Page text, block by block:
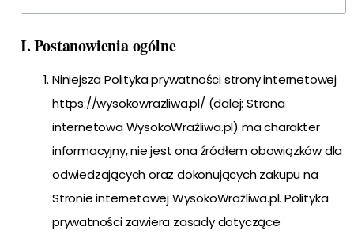
I. Postanowienia ogólne
Niniejsza Polityka prywatności strony internetowej
https://wysokowrazliwa.pl/ (dalej: Strona
internetowa WysokoWrażliwa.pl) ma charakter
informacyjny, nie jest ona źródłem obowiązków dla
odwiedzających oraz dokonujących zakupu na
Stronie internetowej WysokoWrażliwa.pl. Polityka
prywatności zawiera zasady dotyczące